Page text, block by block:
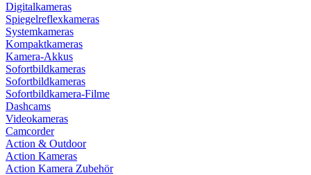
Digitalkameras
Spiegelreflexkameras
Systemkameras
Kompaktkameras
Kamera-Akkus
Sofortbildkameras
Sofortbildkameras
Sofortbildkamera-Filme
Dashcams
Videokameras
Camcorder
Action & Outdoor
Action Kameras
Action Kamera Zubehör